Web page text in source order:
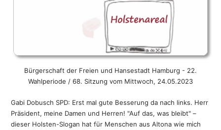
Arbeitsmarkt und Wohlfahrt
Bürgerschaft der Freien und Hansestadt Hamburg - 22.
Wahlperiode / 68. Sitzung vom Mittwoch, 24.05.2023
Gabi Dobusch SPD: Erst mal gute Besserung da nach links. Herr
Präsident, meine Damen und Herren! "Auf das, was bleibt" –
dieser Holsten-Slogan hat für Menschen aus Altona wie mich